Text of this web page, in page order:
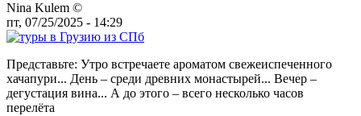
Nina Kulem ©️
пт, 07/25/2025 - 14:29
Представьте: Утро встречаете ароматом свежеиспеченного
хачапури... День – среди древних монастырей... Вечер –
дегустация вина... А до этого – всего несколько часов
перелёта